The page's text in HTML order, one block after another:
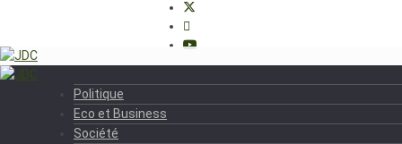
Politique
Eco et Business
Société